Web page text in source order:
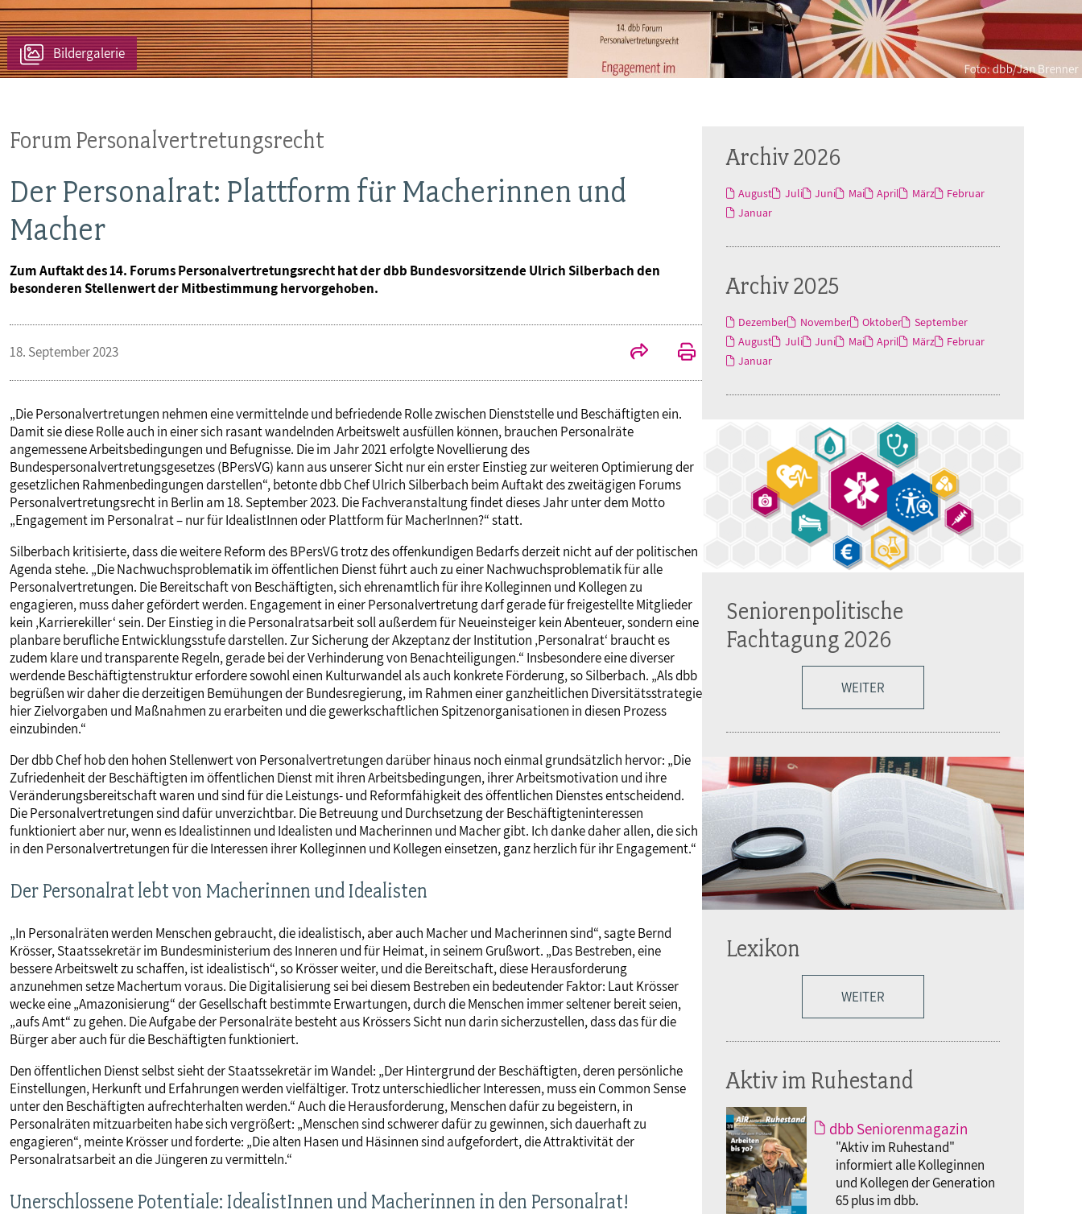
BAGSO
Bildergalerie
Forum Personalvertretungsrecht
Der Personalrat: Plattform für Macherinnen und
Macher
Zum Auftakt des 14. Forums Personalvertretungsrecht hat der dbb Bundesvorsitzende Ulrich Silberbach den
besonderen Stellenwert der Mitbestimmung hervorgehoben.
18. September 2023
„Die Personalvertretungen nehmen eine vermittelnde und befriedende Rolle zwischen Dienststelle und Beschäftigten ein.
Damit sie diese Rolle auch in einer sich rasant wandelnden Arbeitswelt ausfüllen können, brauchen Personalräte
angemessene Arbeitsbedingungen und Befugnisse. Die im Jahr 2021 erfolgte Novellierung des
Bundespersonalvertretungsgesetzes (BPersVG) kann aus unserer Sicht nur ein erster Einstieg zur weiteren Optimierung der
gesetzlichen Rahmenbedingungen darstellen“, betonte dbb Chef Ulrich Silberbach beim Auftakt des zweitägigen Forums
Personalvertretungsrecht in Berlin am 18. September 2023. Die Fachveranstaltung findet dieses Jahr unter dem Motto
„Engagement im Personalrat – nur für IdealistInnen oder Plattform für MacherInnen?“ statt.
Silberbach kritisierte, dass die weitere Reform des BPersVG trotz des offenkundigen Bedarfs derzeit nicht auf der politischen
Agenda stehe. „Die Nachwuchsproblematik im öffentlichen Dienst führt auch zu einer Nachwuchsproblematik für alle
Personalvertretungen. Die Bereitschaft von Beschäftigten, sich ehrenamtlich für ihre Kolleginnen und Kollegen zu
engagieren, muss daher gefördert werden. Engagement in einer Personalvertretung darf gerade für freigestellte Mitglieder
kein ‚Karrierekiller‘ sein. Der Einstieg in die Personalratsarbeit soll außerdem für Neueinsteiger kein Abenteuer, sondern eine
planbare berufliche Entwicklungsstufe darstellen. Zur Sicherung der Akzeptanz der Institution ‚Personalrat‘ braucht es
zudem klare und transparente Regeln, gerade bei der Verhinderung von Benachteiligungen.“ Insbesondere eine diverser
werdende Beschäftigtenstruktur erfordere sowohl einen Kulturwandel als auch konkrete Förderung, so Silberbach. „Als dbb
begrüßen wir daher die derzeitigen Bemühungen der Bundesregierung, im Rahmen einer ganzheitlichen Diversitätsstrategie
hier Zielvorgaben und Maßnahmen zu erarbeiten und die gewerkschaftlichen Spitzenorganisationen in diesen Prozess
einzubinden.“
Der dbb Chef hob den hohen Stellenwert von Personalvertretungen darüber hinaus noch einmal grundsätzlich hervor: „Die
Zufriedenheit der Beschäftigten im öffentlichen Dienst mit ihren Arbeitsbedingungen, ihrer Arbeitsmotivation und ihre
Veränderungsbereitschaft waren und sind für die Leistungs- und Reformfähigkeit des öffentlichen Dienstes entscheidend.
Die Personalvertretungen sind dafür unverzichtbar. Die Betreuung und Durchsetzung der Beschäftigteninteressen
funktioniert aber nur, wenn es Idealistinnen und Idealisten und Macherinnen und Macher gibt. Ich danke daher allen, die sich
in den Personalvertretungen für die Interessen ihrer Kolleginnen und Kollegen einsetzen, ganz herzlich für ihr Engagement.“
Der Personalrat lebt von Macherinnen und Idealisten
„In Personalräten werden Menschen gebraucht, die idealistisch, aber auch Macher und Macherinnen sind“, sagte Bernd
Krösser, Staatssekretär im Bundesministerium des Inneren und für Heimat, in seinem Grußwort. „Das Bestreben, eine
bessere Arbeitswelt zu schaffen, ist idealistisch“, so Krösser weiter, und die Bereitschaft, diese Herausforderung
anzunehmen setze Machertum voraus. Die Digitalisierung sei bei diesem Bestreben ein bedeutender Faktor: Laut Krösser
wecke eine „Amazonisierung“ der Gesellschaft bestimmte Erwartungen, durch die Menschen immer seltener bereit seien,
„aufs Amt“ zu gehen. Die Aufgabe der Personalräte besteht aus Krössers Sicht nun darin sicherzustellen, dass das für die
Bürger aber auch für die Beschäftigten funktioniert.
Den öffentlichen Dienst selbst sieht der Staatssekretär im Wandel: „Der Hintergrund der Beschäftigten, deren persönliche
Einstellungen, Herkunft und Erfahrungen werden vielfältiger. Trotz unterschiedlicher Interessen, muss ein Common Sense
unter den Beschäftigten aufrechterhalten werden.“ Auch die Herausforderung, Menschen dafür zu begeistern, in
Personalräten mitzuarbeiten habe sich vergrößert: „Menschen sind schwerer dafür zu gewinnen, sich dauerhaft zu
engagieren“, meinte Krösser und forderte: „Die alten Hasen und Häsinnen sind aufgefordert, die Attraktivität der
Personalratsarbeit an die Jüngeren zu vermitteln.“
Unerschlossene Potentiale: IdealistInnen und Macherinnen in den Personalrat!
Archiv 2026
August Juli Juni Mai April März
Februar
Januar
Archiv 2025
Dezember November Oktober
September
August
Juli Juni Mai April März
Februar
Januar
Seniorenpolitische
Fachtagung 2026
WEITER
Lexikon
WEITER
Aktiv im Ruhestand
dbb Seniorenmagazin
"Aktiv im Ruhestand"
informiert alle Kolleginnen
und Kollegen der Generation
65 plus im dbb.